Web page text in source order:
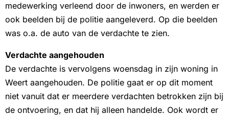
medewerking verleend door de inwoners, en werden er
ook beelden bij de politie aangeleverd. Op die beelden
was o.a. de auto van de verdachte te zien.
Verdachte aangehouden
De verdachte is vervolgens woensdag in zijn woning in
Weert aangehouden. De politie gaat er op dit moment
niet vanuit dat er meerdere verdachten betrokken zijn bij
de ontvoering, en dat hij alleen handelde. Ook wordt er